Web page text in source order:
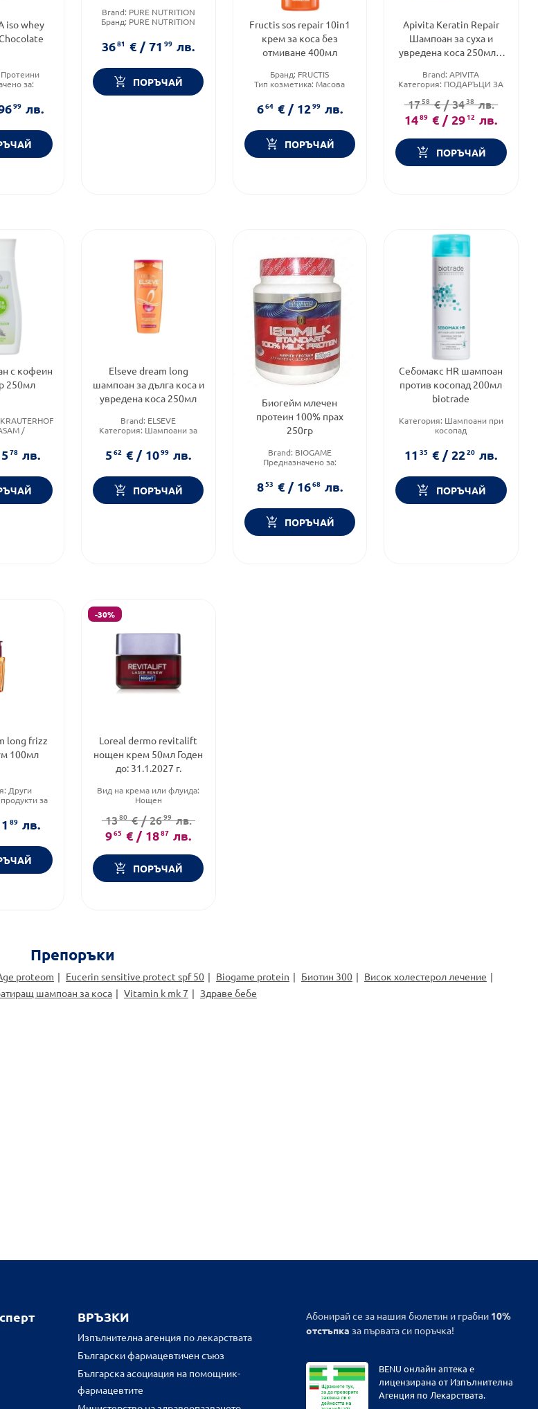
iso whey
Протеини
за:
99 лв.
Brand: PURE NUTRITION
Бранд: PURE NUTRITION
3681 € / 7199 лв.
ПОРЪЧАЙ
Fructis sos repair 10in1
крем за коса без
отмиване 400мл
Бранд: FRUCTIS
Тип козметика: Масова
Форма на продукта:
664 € / 1299 лв.
ПОРЪЧАЙ
Apivita Keratin Repair
Шампоан за суха и
увредена коса 250мл +
коса 150мл
Brand:APIVITA
Категория: ПОДАРЪЦИ ЗА
Тип коса:Суха и изтощена
коса
1758€ / 3438лв.
1489 € / 2912 лв.
ПОРЪЧАЙ
с кофеин
250мл
/
при
78 лв.
Elseve dream long
шампоан за дълга коса и
увредена коса 250мл
Brand: ELSEVE
Категория: Шампоани за
Тип коса: Суха и изтощена
коса
562 € / 1099 лв.
ПОРЪЧАЙ
Биогейм млечен
протеин 100% прах
250гр
Brand: BIOGAME
Предназначено за:
Форма на продукта:
853 € / 1668 лв.
ПОРЪЧАЙ
Себомакс HR шампоан
против косопад 200мл
biotrade
Категория: Шампоани при
косопад
SEBOMAX
Тип коса:Косопад
1135 € / 2220 лв.
ПОРЪЧАЙ
long frizz
100мл
Други
за
89 лв.
-30%
Loreal dermo revitalift
нощен крем 50мл Годен
до: 31.1.2027 г.
Вид на крема или флуида:
Нощен
козметика
Функционалност:Антиейдж
1380€ / 2699лв.
965 € / 1887 лв.
ПОРЪЧАЙ
Препоръки
proteom Eucerin sensitive protect spf 50 Biogame protein Биотин 300
Висок холестерол лечение
шампоан за коса Vitamin k mk 7 Здраве бебе
ВРЪЗКИ
Изпълнителна агенция по лекарствата
Български фармацевтичен съюз
Българска асоциация на помощник-
фармацевтите
Абонирай се за нашия бюлетин и грабни 10%
отстъпка за първата си поръчка!
BENU онлайн аптека е
лицензирана от Изпълнителна
Агенция по Лекарствата.